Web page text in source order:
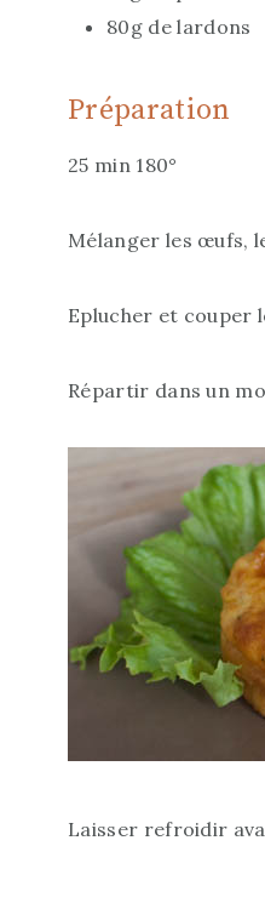
80g de lardons
Préparation
25 min 180°
Mélanger les œufs,
Eplucher et couper
Répartir dans un
Laisser refroidir